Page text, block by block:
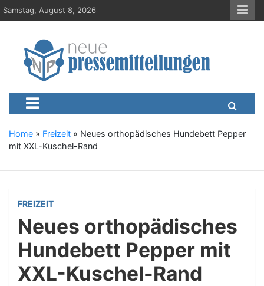
S
k
Samstag, August 8, 2026
Neue-
Presseportal, Nachrichten, News, Meldungen, Wirtschaft
Home » Freizeit » Neues orthopädisches Hundebett Pepper
mit XXL-Kuschel-Rand
FREIZEIT
Neues orthopädisches
Hundebett Pepper mit
XXL-Kuschel-Rand